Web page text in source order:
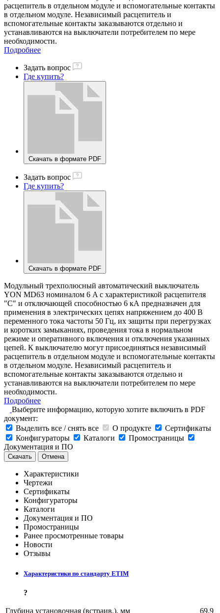
расцепитель в от­дельном модуле и вспомогательные контакты
в отдельном модуле. Независимый расцепитель и
вспомогательные контакты заказываются отдельно и
устанавливаются на выключатели потребителем по мере
необходимости.
Подробнее
Задать вопрос
Где купить?
Скачать в формате PDF
Задать вопрос
Где купить?
Скачать в формате PDF
Модульный трехполюсный автоматический выключатель
YON MD63 номиналом 6 A с характеристикой расцепителя
"C" и отключающей способностью 6 кА предназначен для
применения в электрических цепях на­пряжением до 400 В
переменного тока частоты 50 Гц, их защиты при перегрузках
и коротких замыканиях, проведения тока в нормальном
режиме и оперативного включения и отключения указанных
цепей. К выключателю могут присоединяться независимый
расцепитель в от­дельном модуле и вспомогательные контакты
в отдельном модуле. Независимый расцепитель и
вспомогательные контакты заказываются отдельно и
устанавливаются на выключатели потребителем по мере
необходимости.
Подробнее
Выберите информацию, которую хотите включить в PDF
документ:
Выделить все / снять все
О продукте
Сертификаты
Конфигураторы
Каталоги
Промостраницы
Документация и ПО
Скачать Отмена
Характеристики
Чертежи
Сертификаты
Конфигураторы
Каталоги
Документация и ПО
Промостраницы
Ранее просмотренные товары
Новости
Отзывы
Характеристики по стандарту ETIM
?
Глубина установочная (встраив.), мм 69.9